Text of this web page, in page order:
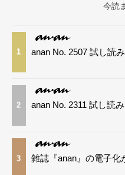
今読
1 anan No. 2507 試し読
2 anan No. 2311 試し読
3 雑誌『anan』の電子化